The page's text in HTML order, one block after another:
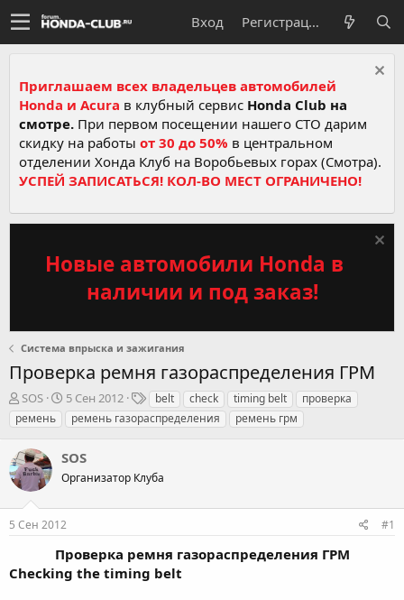
Вход Регистрация
Приглашаем всех владельцев автомобилей
Honda и Acura в клубный сервис Honda Club на
смотре. При первом посещении нашего СТО дарим
скидку на работы от 30 до 50% в центральном
отделении Хонда Клуб на Воробьевых горах (Смотра).
УСПЕЙ ЗАПИСАТЬСЯ! КОЛ-ВО МЕСТ ОГРАНИЧЕНО!
Новые автомобили Honda в
наличии и под заказ!
Система впрыска и зажигания
Проверка ремня газораспределения ГРМ
А
в
т
о
р
т
е
м
ы
SOS
Д
а
т
н
а
а
л
5 Сен 2012
Т
е
г
belt check timing belt
проверка
ремень
ремень газораспределения ремень грм
SOS
Организатор Клуба
5 Сен 2012 #1
Проверка ремня газораспределения ГРМ​
Checking the timing belt